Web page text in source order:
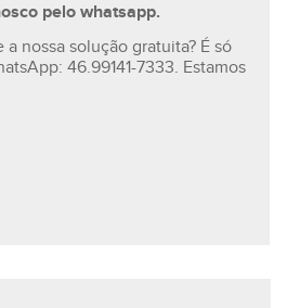
pelo whatsapp.
a nossa solução gratuita? É só
46.99141-7333. Estamos